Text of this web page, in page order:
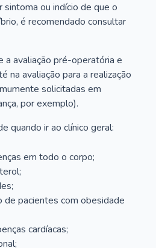
ou indício de que o
é recomendado consultar
a avaliação pré-operatória e
na avaliação para a realização
solicitadas em
por exemplo).
quando ir ao clínico geral:
em todo o corpo;
de pacientes com obesidade
cardíacas;